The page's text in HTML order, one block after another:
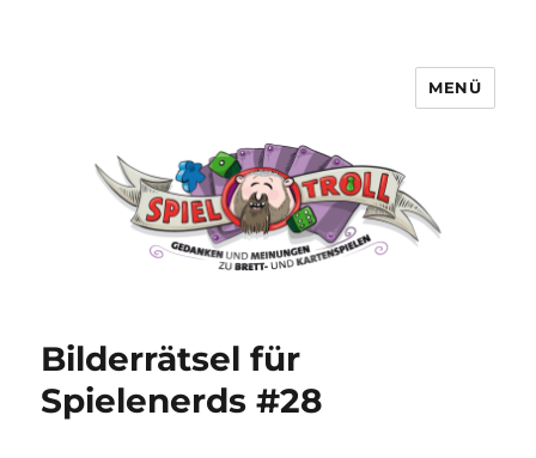
MENÜ
Bilderrätsel für
Spielenerds #28